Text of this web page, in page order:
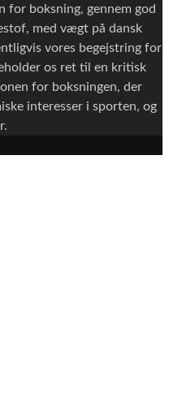
for boksning, gennem god
med vægt på dansk
vores begejstring for
os ret til en kritisk
for boksningen, der
interesser i sporten, og